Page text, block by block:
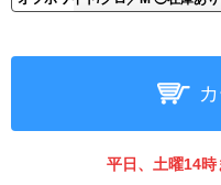
平日、土曜14時